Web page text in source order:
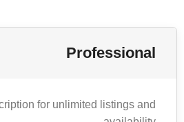
Professional
for unlimited listings and